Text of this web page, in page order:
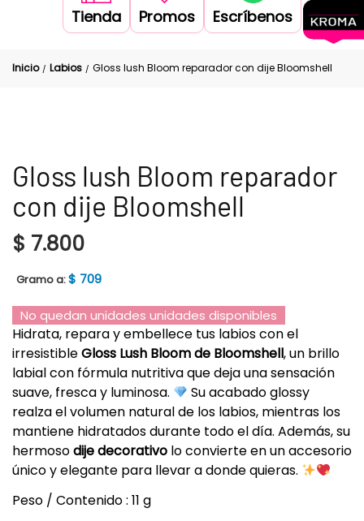
Tienda Promos Escríbenos
Inicio / Labios / Gloss lush Bloom reparador con dije Bloomshell
Gloss lush Bloom reparador
con dije Bloomshell
$ 7.800
Gramo a:$ 709
No quedan unidades unidades disponibles
Hidrata, repara y embellece tus labios con el
irresistibleGloss Lush Bloom de Bloomshell, un brillo
labial con fórmula nutritiva que deja una sensación
suave, fresca y luminosa.
Su acabado glossy
realza el volumen natural de los labios, mientras los
mantiene hidratados durante todo el día. Además, su
hermosodije decorativo lo convierte en un accesorio
único y elegante para llevar a donde quieras.
Peso / Contenido : 11 g